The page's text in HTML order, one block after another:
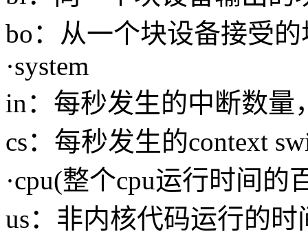
bo：从一个块设备接受
·system
in：每秒发生的中断数量
cs：每秒发生的context
·cpu(整个cpu运行时间的
us：非内核代码运行的